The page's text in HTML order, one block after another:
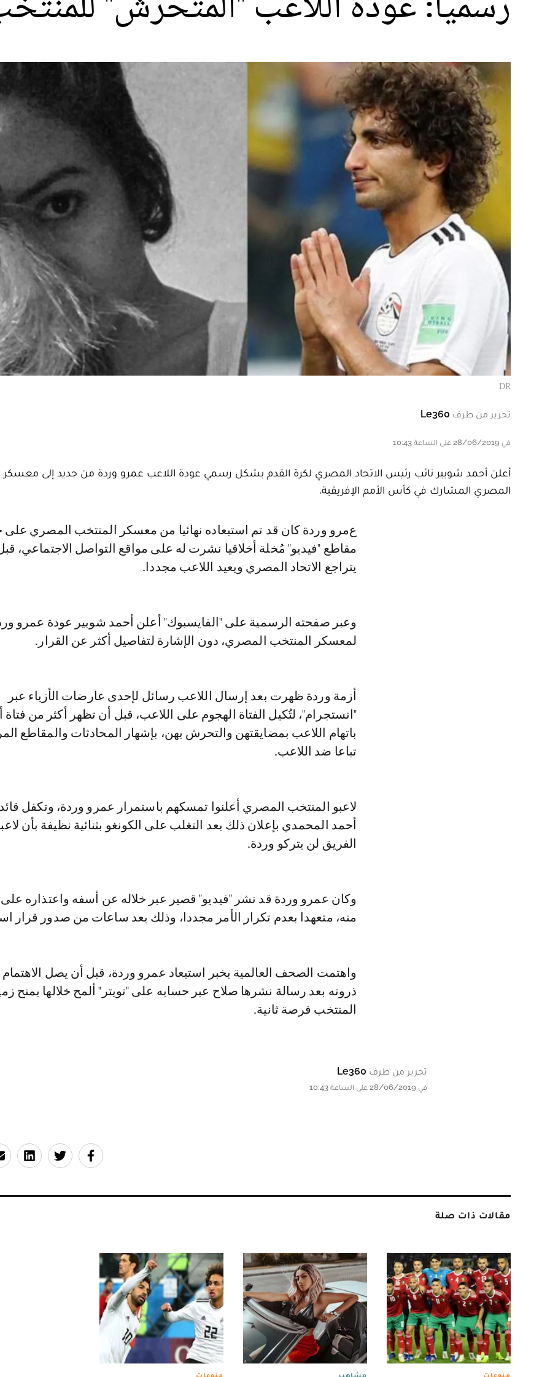
DR
تحرير من طرف Le360
في 28/06/2019 على الساعة 10:43
أعلن أحمد شوبير نائب رئيس الاتحاد المصري لكرة القدم بشكل رسمي عودة اللاعب عمرو وردة من جديد إلى معسكر
المصري المشارك في كأس الأمم الإفريقية.
عمرو وردة كان قد تم استبعاده نهائيا من معسكر المنتخب المصري على خلفية
مقاطع "فيديو" مُخلة أخلاقيا نشرت له على مواقع التواصل الاجتماعي،
يتراجع الاتحاد المصري ويعيد اللاعب مجددا.
وعبر صفحته الرسمية على "الفايسبوك" أعلن أحمد شوبير عودة عمرو
لمعسكر المنتخب المصري، دون الإشارة لتفاصيل أكثر عن القرار.
أزمة وردة ظهرت بعد إرسال اللاعب رسائل لإحدى عارضات الأزياء عبر
"انستجرام"، لتُكيل الفتاة الهجوم على اللاعب، قبل أن تظهر أكثر من
باتهام اللاعب بمضايقتهن والتحرش بهن، بإشهار المحادثات والمقاطع
تباعا ضد اللاعب.
لاعبو المنتخب المصري أعلنوا تمسكهم باستمرار عمرو وردة، وتكفل
أحمد المحمدي بإعلان ذلك بعد التغلب على الكونغو بثنائية نظيفة بأن
الفريق لن يتركو وردة.
وكان عمرو وردة قد نشر "فيديو" قصير عبر خلاله عن أسفه واعتذاره على
منه، متعهدا بعدم تكرار الأمر مجددا، وذلك بعد ساعات من صدور قرار
واهتمت الصحف العالمية بخبر استبعاد عمرو وردة، قبل أن يصل الاهتمام
ذروته بعد رسالة نشرها صلاح عبر حسابه على "تويتر" ألمح خلالها بمنح
المنتخب فرصة ثانية.
تحرير من طرف Le360
في 28/06/2019 على الساعة 10:43
مقالات ذات صلة
منوعات مشاهير منوعات